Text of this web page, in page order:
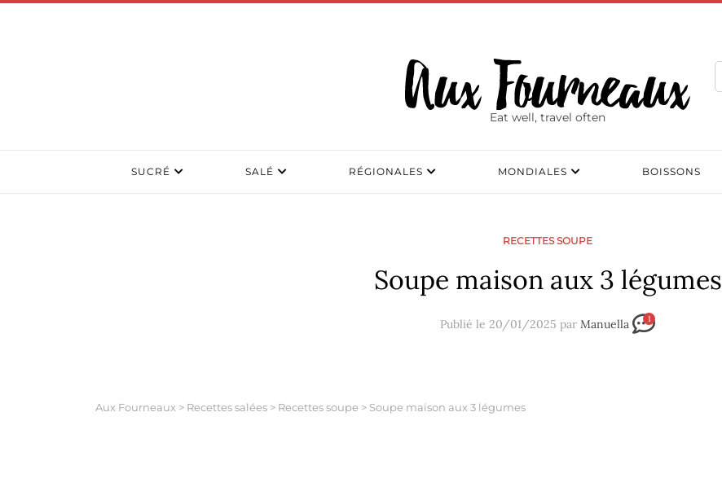
Eat well, travel often
SUCRÉ SALÉ RÉGIONALES MONDIALES BOISSONS
RECETTES SOUPE
Soupe maison aux 3 légumes
Publié le 20/01/2025 par Manuella 1
Aux Fourneaux > Recettes salées > Recettes soupe > Soupe maison aux 3 légumes